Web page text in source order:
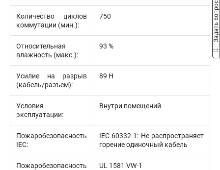
Количество циклов
коммутации (мин.):
750
Относительная
влажность (макс.):
93 %
Усилие на разрыв
(кабель/разъем):
89 Н
Условия
эксплуатации:
Внутри помещений
Пожаробезопасность
IEC:
IEC 60332-1: Не распространяет
горение одиночный кабель
Пожаробезопасность
UL 1581 VW-1
Задать вопрос